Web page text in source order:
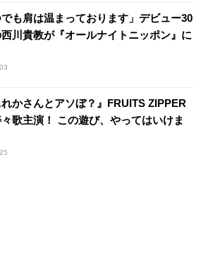
でも肩は温まっております」デビュー30
西川貴教が『オールナイトニッポン』に
れかさんとアソぼ？』FRUITS ZIPPER
歌主演！ この遊び、やってはいけま